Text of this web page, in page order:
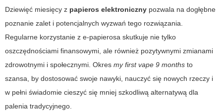
Dziewięć miesięcy z papieros elektroniczny pozwala na dogłębne
poznanie zalet i potencjalnych wyzwań tego rozwiązania.
Regularne korzystanie z e-papierosa skutkuje nie tylko
oszczędnościami finansowymi, ale również pozytywnymi zmianami
zdrowotnymi i społecznymi. Okres my first vape 9 months to
szansa, by dostosować swoje nawyki, nauczyć się nowych rzeczy i
w pełni świadomie cieszyć się mniej szkodliwą alternatywą dla
palenia tradycyjnego.